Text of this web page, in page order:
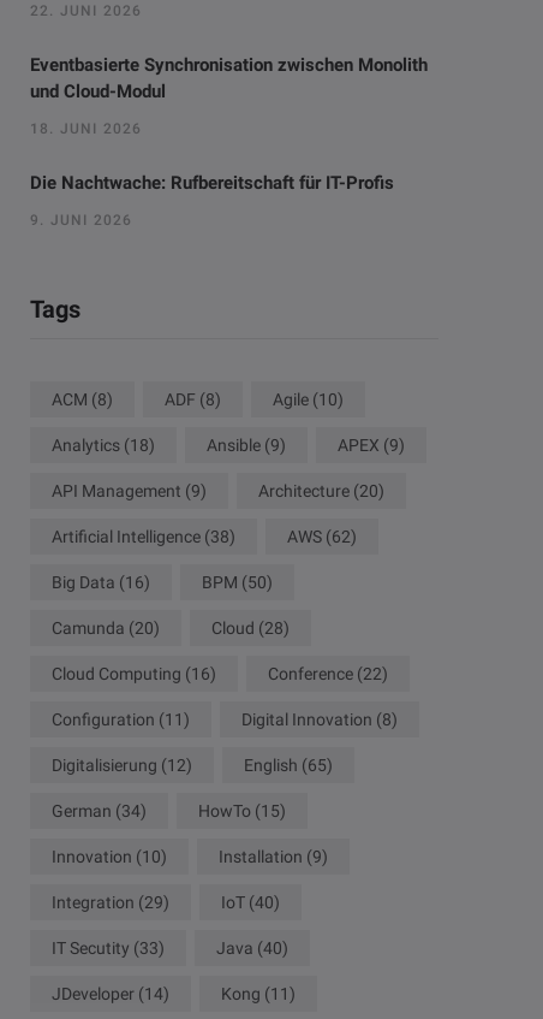
22. JUNI 2026
Eventbasierte Synchronisation zwischen Monolith
und Cloud-Modul
18. JUNI 2026
Die Nachtwache: Rufbereitschaft für IT-Profis
9. JUNI 2026
Tags
ACM (8) ADF (8) Agile (10)
Analytics (18) Ansible (9) APEX (9)
API Management (9) Architecture (20)
Artificial Intelligence (38) AWS (62)
Big Data (16) BPM (50)
Camunda (20) Cloud (28)
Cloud Computing (16) Conference (22)
Configuration (11) Digital Innovation (8)
Digitalisierung (12) English (65)
German (34) HowTo (15)
Innovation (10) Installation (9)
Integration (29) IoT (40)
IT Secutity (33) Java (40)
JDeveloper (14) Kong (11)